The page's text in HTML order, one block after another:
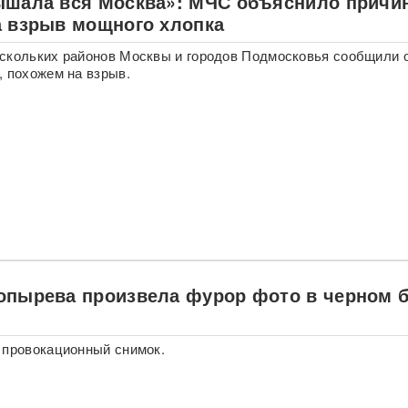
взрыв мощного хлопка
районов Москвы и городов Подмосковья сообщили
похожем на взрыв.
произвела фурор фото в черном
снимок.